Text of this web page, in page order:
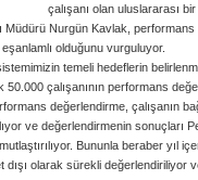
çalışanı olan uluslararası
Müdürü Nurgün Kavlak,
olduğunu vurguluyor.
temeli hedeflerin
50.000 çalışanının performans
değerlendirme, çalışanın
ve değerlendirmenin sonuçları
Bununla beraber yıl
dışı olarak sürekli değerlendiriliyor